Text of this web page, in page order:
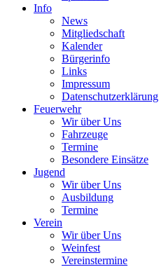
Info
News
Mitgliedschaft
Kalender
Bürgerinfo
Links
Impressum
Datenschutzerklärung
Feuerwehr
Wir über Uns
Fahrzeuge
Termine
Besondere Einsätze
Jugend
Wir über Uns
Ausbildung
Termine
Verein
Wir über Uns
Weinfest
Vereinstermine